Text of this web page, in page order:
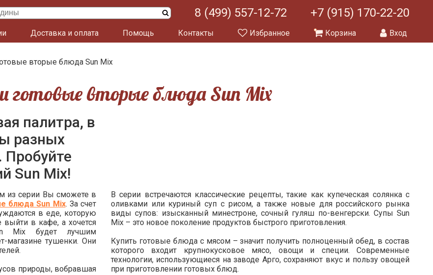
8 (499) 557-12-72 +7 (915) 170-22-20
Доставка и оплата Помощь Контакты Избранное Корзина Вход
вторые блюда Sun Mix
готовые вторые блюда Sun Mix
палитра, в
разных
​​​​​​​Пробуйте
Sun Mix!
из серии Вы сможете в
блюда Sun Mix. За счет
в еде, которую
в кафе, а хочется
Mix будет лучшим
магазине тушенки. Они
природы, вобравшая
В серии встречаются классические рецепты, такие как купеческая солянка с
оливками или куриный суп с рисом, а также новые для российского рынка
виды супов: изысканный минестроне, сочный гуляш по-венгерски. Супы Sun
Mix – это новое поколение продуктов быстрого приготовления.
Купить готовые блюда с мясом – значит получить полноценный обед, в состав
которого входит крупнокусковое мясо, овощи и специи. Современные
технологии, использующиеся на заводе Арго, сохраняют вкус и пользу овощей
при приготовлении готовых блюд.